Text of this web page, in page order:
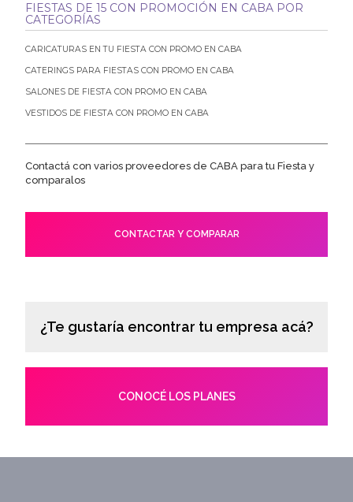
FIESTAS DE 15 CON PROMOCIÓN EN CABA POR
CATEGORÍAS
CARICATURAS EN TU FIESTA CON PROMO EN CABA
CATERINGS PARA FIESTAS CON PROMO EN CABA
SALONES DE FIESTA CON PROMO EN CABA
VESTIDOS DE FIESTA CON PROMO EN CABA
Contactá con varios proveedores de CABA para tu Fiesta y
comparalos
CONTACTAR Y COMPARAR
¿Te gustaría encontrar tu empresa acá?
CONOCÉ LOS PLANES